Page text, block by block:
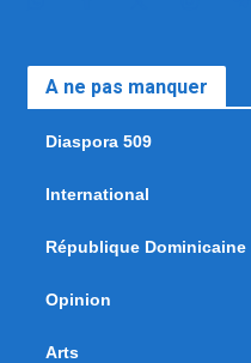
A ne pas manquer
Diaspora 509
International
République Dominicaine
Opinion
Arts